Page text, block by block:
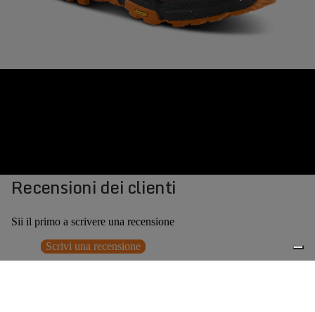
Recensioni dei clienti
Sii il primo a scrivere una recensione
Scrivi una recensione